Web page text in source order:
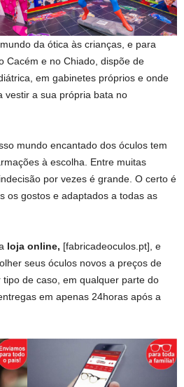
da ótica às crianças, e para
Cacém e no Chiado, dispõe de
em gabinetes próprios e onde
vestir a sua própria bata no
mundo encantado dos óculos tem
à escolha. Entre muitas
por vezes é grande. O certo é
os gostos e adaptados a todas as
loja online, [fabricadeoculos.pt], e
seus óculos novos a preços de
de caso, em qualquer parte do
em apenas 24horas após a